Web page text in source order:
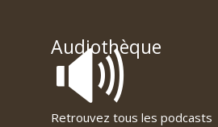
Audiothèque
🔊
Retrouvez tous les podcasts